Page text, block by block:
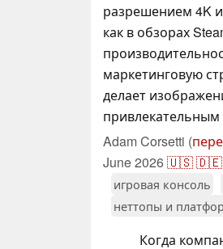
разрешением 4K и
как в обзорах
маркетинговую
делает
Adam Corsetti (
June 2026🇺🇸🇩🇪
игровая консоль
неттопы и
Когда